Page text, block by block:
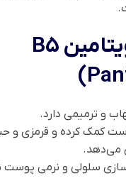
3. پرو-ویتامین B5
و ترمیمی دارد.
کمک کرده و قرمزی و
می‌دهد.
سلولی و نرمی